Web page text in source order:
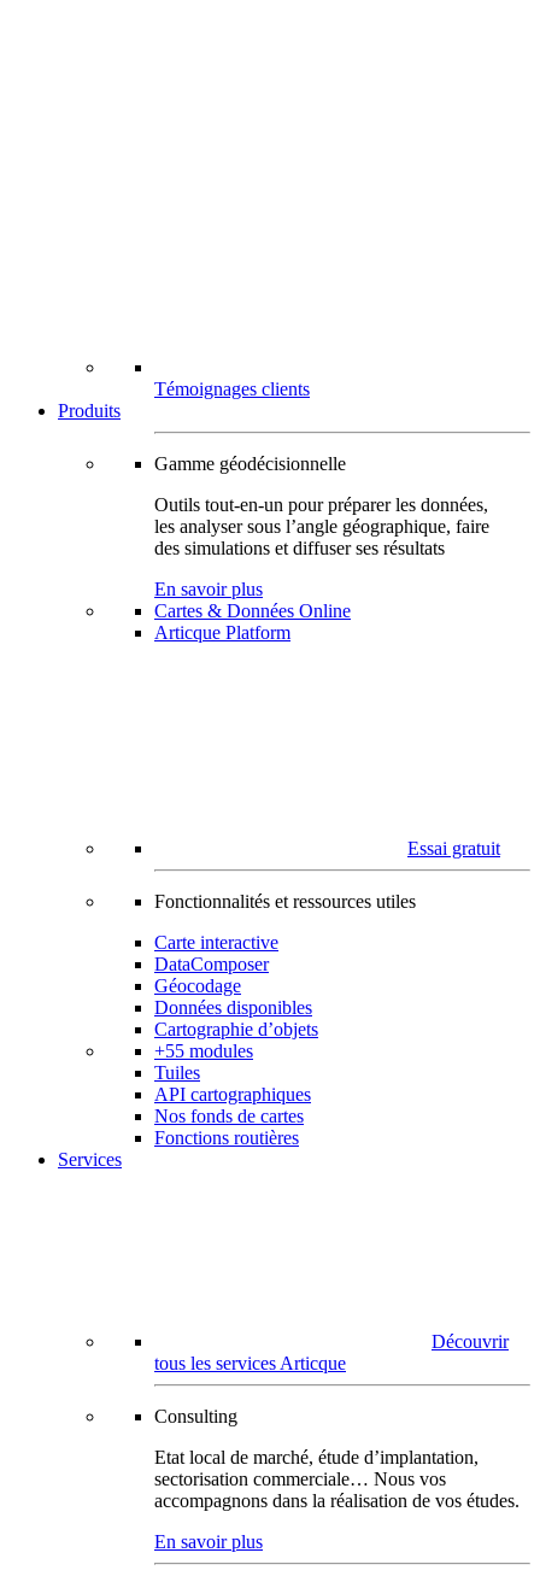
Témoignages clients
Produits
Gamme géodécisionnelle
Outils tout-en-un pour préparer les données,
les analyser sous l’angle géographique, faire
des simulations et diffuser ses résultats
En savoir plus
Cartes & Données Online
Articque Platform
Essai gratuit
Fonctionnalités et ressources utiles
Carte interactive
DataComposer
Géocodage
Données disponibles
Cartographie d’objets
+55 modules
Tuiles
API cartographiques
Nos fonds de cartes
Fonctions routières
Services
Découvrir
tous les services Articque
Consulting
Etat local de marché, étude d’implantation,
sectorisation commerciale… Nous vos
accompagnons dans la réalisation de vos études.
En savoir plus